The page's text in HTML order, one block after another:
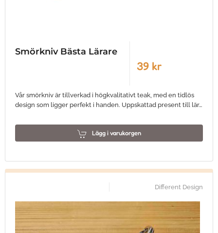
Smörkniv Bästa Lärare
39 kr
Vår smörkniv är tillverkad i högkvalitativt teak, med en tidlös
design som ligger perfekt i handen. Uppskattad present till lär…
Lägg i varukorgen
Different Design